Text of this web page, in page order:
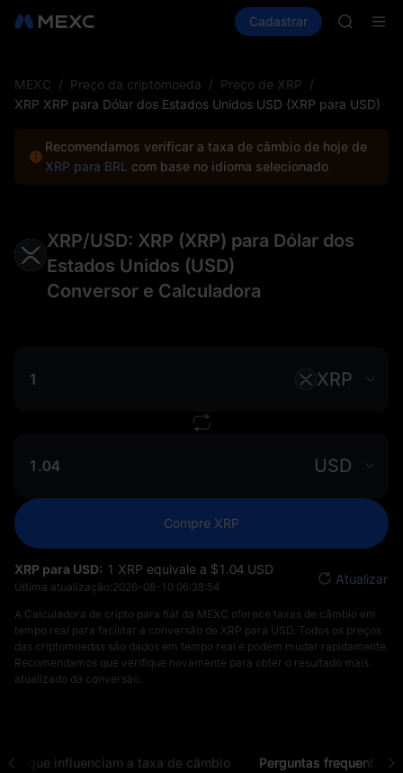
Mercados Spot Futuros
Cadastrar
MEXC / Preço da criptomoeda / Preço de XRP /
XRP XRP para Dólar dos Estados Unidos USD (XRP para USD)
Recomendamos verificar a taxa de câmbio de hoje de
XRP para BRL com base no idioma selecionado
XRP/USD: XRP (XRP) para Dólar dos
Estados Unidos (USD)
Conversor e Calculadora
XRP
USD
Compre XRP
XRP para USD: 1 XRP equivale a $‎1.04 USD
Última atualização:2026-08-10 06:38:54
Atualizar
A Calculadora de cripto para fiat da MEXC oferece taxas de câmbio em
tempo real para facilitar a conversão de XRP para USD. Todos os preços
das criptomoedas são dados em tempo real e podem mudar rapidamente.
Recomendamos que verifique novamente para obter o resultado mais
atualizado da conversão.
que influenciam a taxa de câmbio Perguntas frequentes